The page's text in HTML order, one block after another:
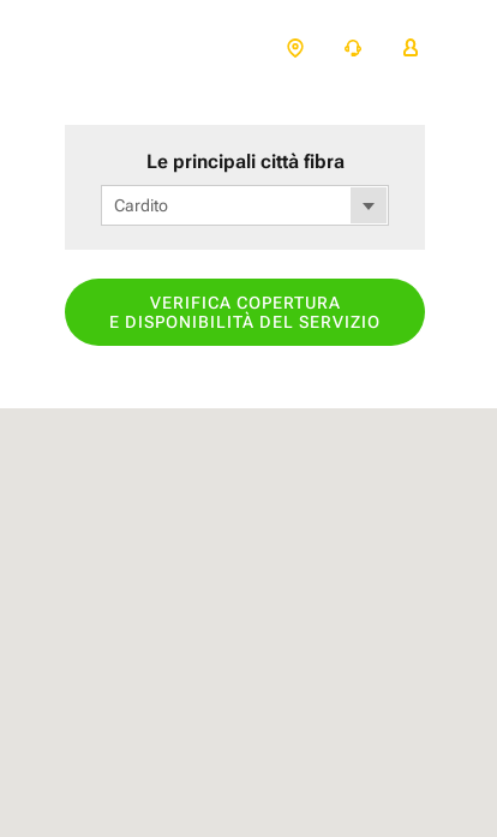
Le principali città fibra
Cardito
VERIFICA COPERTURA
E DISPONIBILITÀ DEL SERVIZIO